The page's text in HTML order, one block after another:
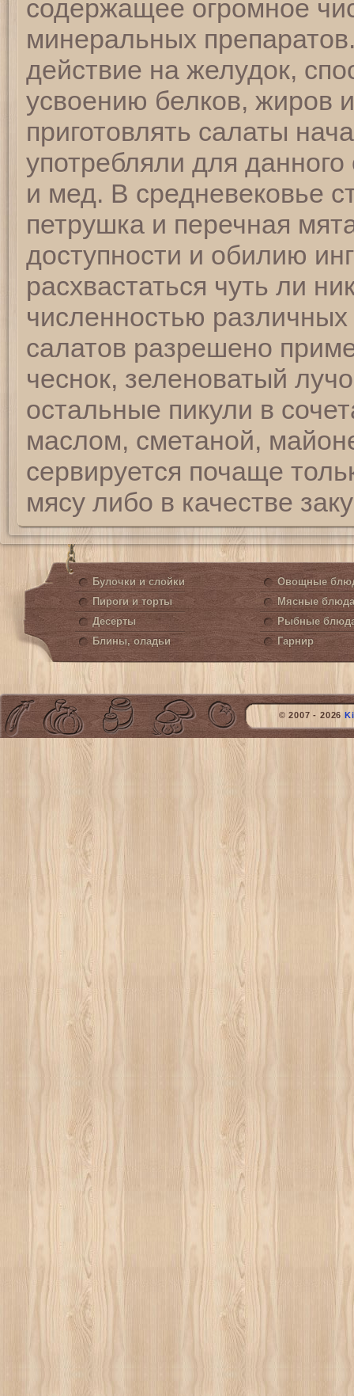
содержащее огромное
минеральных
действие на желудок,
усвоению белков, жиров
приготовлять салаты
употребляли для
и мед. В средневековье
петрушка и перечная
доступности и обилию
расхвастаться чуть ли
численностью
салатов разрешено
чеснок, зеленоватый
остальные пикули в
маслом, сметаной,
сервируется почаще
мясу либо в качестве
Булочки и слойки
Пироги и торты
Десерты
Блины, оладьи
Овощные
Мясные блюда
Рыбные
Гарнир
© 2007 - 2026